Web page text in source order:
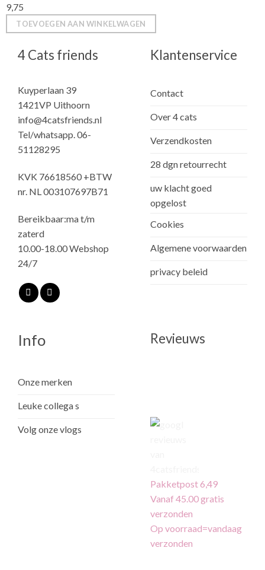
9,75
TOEVOEGEN AAN WINKELWAGEN
4 Cats friends
Kuyperlaan 39
1421VP Uithoorn
info@4catsfriends.nl
Tel/whatsapp. 06-
51128295
KVK 76618560 +BTW
nr. NL 003107697B71
Bereikbaar:ma t/m
zaterd
10.00-18.00 Webshop
24/7
Klantenservice
Contact
Over 4 cats
Verzendkosten
28 dgn retourrecht
uw klacht goed
opgelost
Cookies
Algemene voorwaarden
privacy beleid
Info
Onze merken
Leuke collega s
Volg onze vlogs
Revieuws
Pakketpost 6,49
Vanaf 45.00 gratis
verzonden
Op voorraad=vandaag
verzonden